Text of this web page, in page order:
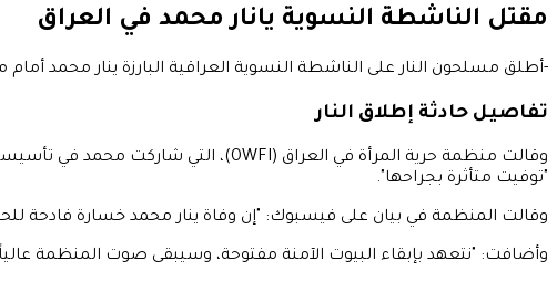
مقتل الناشطة النسوية يانار محمد في العراق
-أطلق مسلحون النار على الناشطة النسوية العراقية البارزة ينار محمد
تفاصيل حادثة إطلاق النار
"توفيت متأثرة بجراحها".
وقالت المنظمة في بيان على فيسبوك: "إن وفاة ينار محمد خسارة فادحة
وأضافت: "نتعهد بإبقاء البيوت الآمنة مفتوحة، وسيبقى صوت المنظمة